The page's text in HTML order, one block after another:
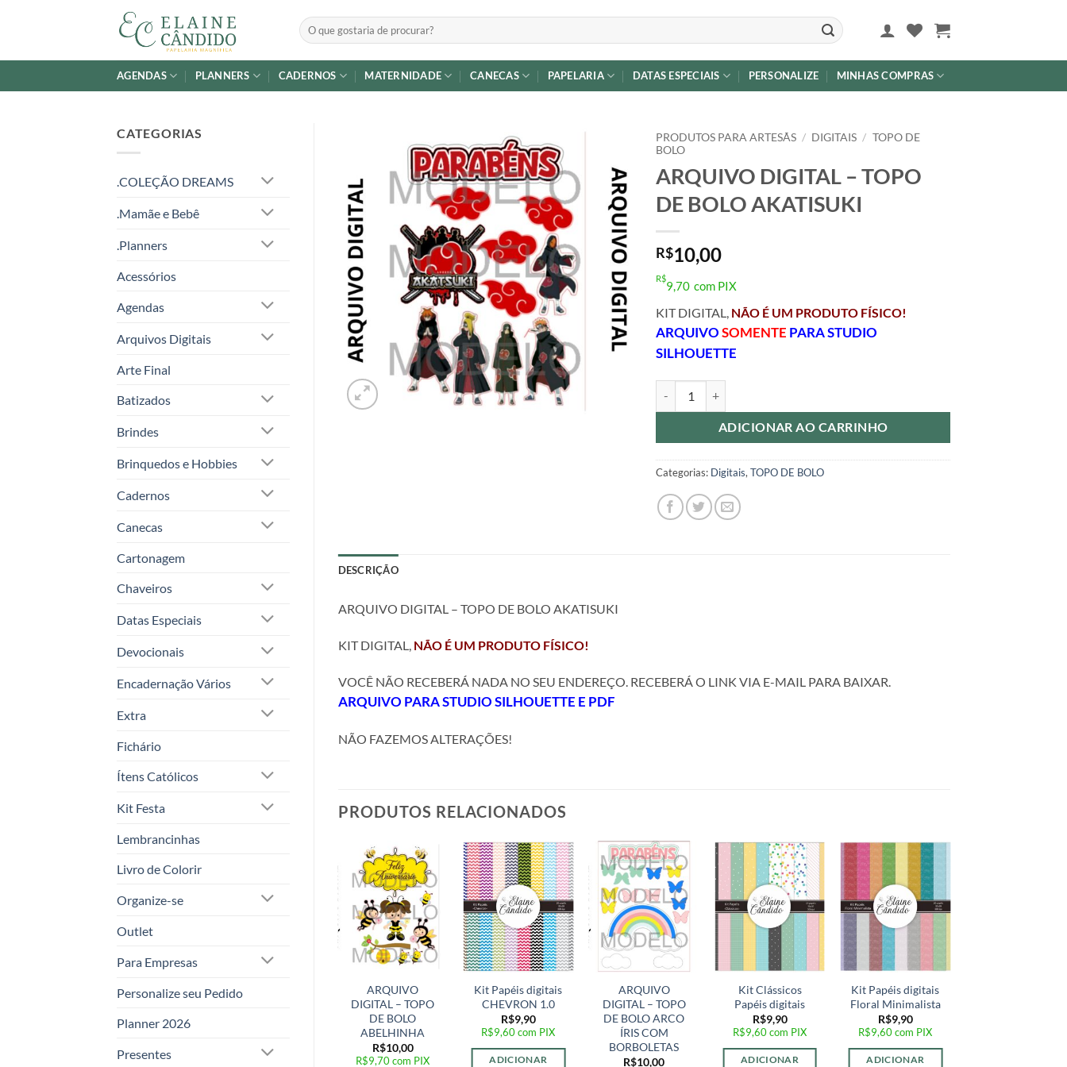
Pesquisar
por:
AGENDAS PLANNERS CADERNOS MATERNIDADE CANECAS PAPELARIA DATAS ESPECIAIS PERSONALIZE MINHAS COMPRAS
CATEGORIAS
.COLEÇÃO DREAMS
.Mamãe e Bebê
.Planners
Acessórios
Agendas
Arquivos Digitais
Arte Final
Batizados
Brindes
Brinquedos e Hobbies
Cadernos
Canecas
Cartonagem
Chaveiros
Datas Especiais
Devocionais
Encadernação Vários
Extra
Fichário
Ítens Católicos
Kit Festa
Lembrancinhas
Livro de Colorir
Organize-se
Outlet
Para Empresas
Personalize seu Pedido
Planner 2026
Presentes
Adicionar
a lista de
desejos
PRODUTOS PARA ARTESÃS / DIGITAIS / TOPO DE
BOLO
ARQUIVO DIGITAL – TOPO
DE BOLO AKATISUKI
R$10,00
R$
9,70 com PIX
KIT DIGITAL, NÃO É UM PRODUTO FÍSICO!
ARQUIVOSOMENTE PARA STUDIO
SILHOUETTE
ADICIONAR AO CARRINHO
Categorias: Digitais,TOPO DE BOLO
DESCRIÇÃO
ARQUIVO DIGITAL – TOPO DE BOLO AKATISUKI
KIT DIGITAL, NÃO É UM PRODUTO FÍSICO!
VOCÊ NÃO RECEBERÁ NADA NO SEU ENDEREÇO. RECEBERÁ O LINK VIA E-MAIL PARA BAIXAR.
ARQUIVO PARA STUDIO SILHOUETTE E PDF
NÃO FAZEMOS ALTERAÇÕES!
PRODUTOS RELACIONADOS
Adicionar
a lista de
desejos
ARQUIVO
DIGITAL – TOPO
DE BOLO
ABELHINHA
R$10,00
R$9,70com PIX
Adicionar
a lista de
desejos
Kit Papéis digitais
CHEVRON 1.0
R$9,90
R$9,60 com PIX
ADICIONAR
Adicionar
a lista de
desejos
ARQUIVO
DIGITAL – TOPO
DE BOLO ARCO
ÍRIS COM
BORBOLETAS
R$10,00
Adicionar
a lista de
desejos
Kit Clássicos
Papéis digitais
R$9,90
R$9,60com PIX
ADICIONAR
Adicionar
a lista de
desejos
Kit Papéis digitais
Floral Minimalista
R$9,90
R$9,60 com PIX
ADICIONAR
a lista de
desejos
ARQUIVO
DE BOLO SEREIA
– SOMENTE EM
SILHOUETTE
a lista de
Kit Papéis digitais
9,60 com PIX